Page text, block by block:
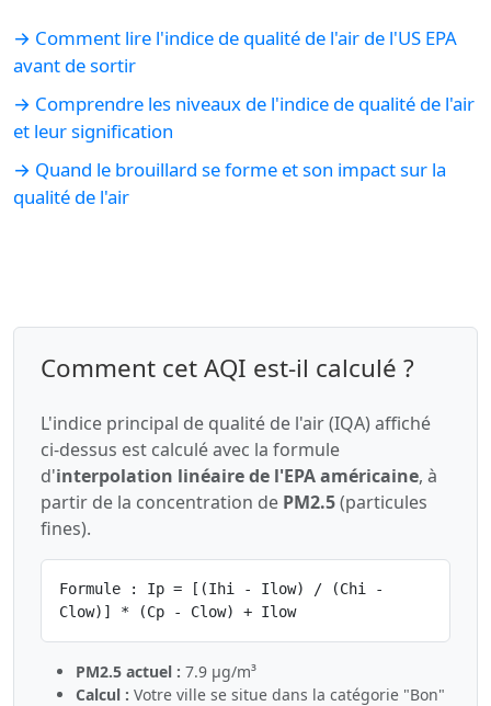
→ Comment lire l'indice de qualité de l'air de l'US EPA
avant de sortir
→ Comprendre les niveaux de l'indice de qualité de l'air
et leur signification
→ Quand le brouillard se forme et son impact sur la
qualité de l'air
Comment cet AQI est-il calculé ?
L'indice principal de qualité de l'air (IQA) affiché
ci-dessus est calculé avec la formule
d'interpolation linéaire de l'EPA américaine, à
partir de la concentration de PM2.5(particules
fines).
Formule : Ip = [(Ihi - Ilow) / (Chi -
Clow)] * (Cp - Clow) + Ilow
PM2.5 actuel : 7.9 µg/m³
Calcul : Votre ville se situe dans la catégorie "Bon"